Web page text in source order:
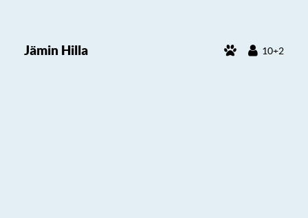
Jämin Hilla 10+2